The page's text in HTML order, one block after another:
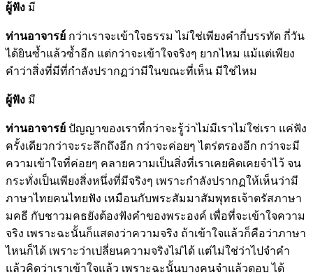
ผู้ฟัง มี
ท่านอาจารย์ กว่าเราจะเข้าใจธรรม ไม่ใช่เพียงคำกี่บรรทัด กี่วัน
ได้ยินซ้ำแล้วซ้ำอีก แต่กว่าจะเข้าใจจริงๆ ยากไหม แม้แต่เพียง
คำว่าสิ่งที่มีที่กำลังปรากฏว่ามีในขณะที่เห็น มีใช่ไหม
ผู้ฟัง มี
ท่านอาจารย์ ปัญญาของเราที่กว่าจะรู้ว่าไม่มีเราไม่ใช่เรา แค่ฟัง
ครั้งเดียวกว่าจะระลึกถึงอีก กว่าจะค่อยๆ ไตร่ตรองอีก กว่าจะมี
ความเข้าใจที่ค่อยๆ คลายความเป็นสิ่งที่เราเคยคิดเคยจำไว้ จน
กระทั่งเป็นเพียงสิ่งหนึ่งที่มีจริงๆ เพราะกำลังปรากฏให้เห็นว่ามี
ภาษาไทยคนไทยฟัง เหมือนกับพระสัมมาสัมพุทธเจ้าตรัสภาษา
มคธี กับชาวมคธยังต้องฟังคำของพระองค์ เพื่อที่จะเข้าใจความ
จริง เพราะฉะนั้นก็แสดงว่าความจริง ถ้าเข้าใจแล้วก็คือว่าภาษา
ไหนก็ได้ เพราะว่าเปลี่ยนความจริงไม่ได้ แต่ไม่ใช่ว่าไปจำคำ
แล้วคิดว่าเราเข้าใจแล้ว เพราะฉะนั้นบางคนจำแล้วตอบ ได้